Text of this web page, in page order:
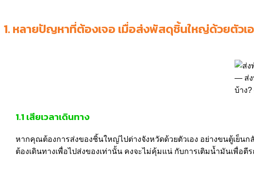
1. หลายปัญหาที่ต้องเจอ เมื่อส่งพัสดุชิ้นใหญ่ด้วยตัวเ
ส่
บ้าง?
1.1 เสียเวลาเดินทาง
หากคุณต้องการส่งของชิ้นใหญ่ไปต่างจังหวัดด้วยตัวเอง อย่างขนตู้เย็น
ต้องเดินทางเพื่อไปส่งของเท่านั้น คงจะไม่คุ้มแน่ กับการเติมน้ำมันเพื่อตีร